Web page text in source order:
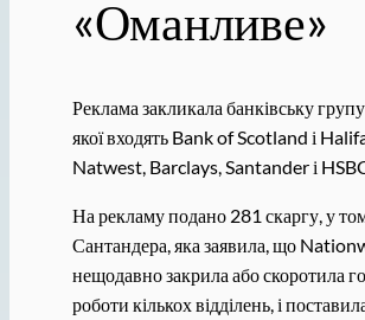
«Оманливе»
Реклама закликала банківську
якої входять Bank of Scotland і
Natwest, Barclays, Santander і
На рекламу подано 281 скаргу, у
Сантандера, яка заявила, що
нещодавно закрила або скоротила
роботи кількох відділень, і